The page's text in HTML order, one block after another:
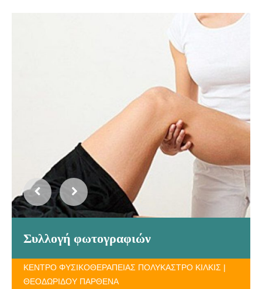
Συλλογή φωτογραφιών
ΚΕΝΤΡΟ ΦΥΣΙΚΟΘΕΡΑΠΕΙΑΣ ΠΟΛΥΚΑΣΤΡΟ ΚΙΛΚΙΣ |
ΘΕΟΔΩΡΙΔΟΥ ΠΑΡΘΕΝΑ